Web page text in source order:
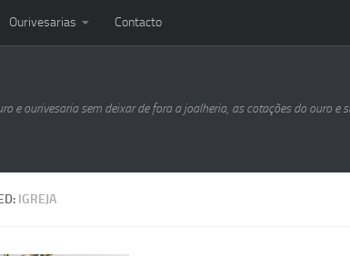
Ourivesarias Contacto
e ourivesaria sem deixar de fora a joalheria, as cotações do ouro e
IGREJA